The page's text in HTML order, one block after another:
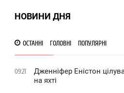
НОВИНИ ДНЯ
ОСТАННІ ГОЛОВНІ ПОПУЛЯРНІ
09:21
Дженніфер Еністон
на яхті